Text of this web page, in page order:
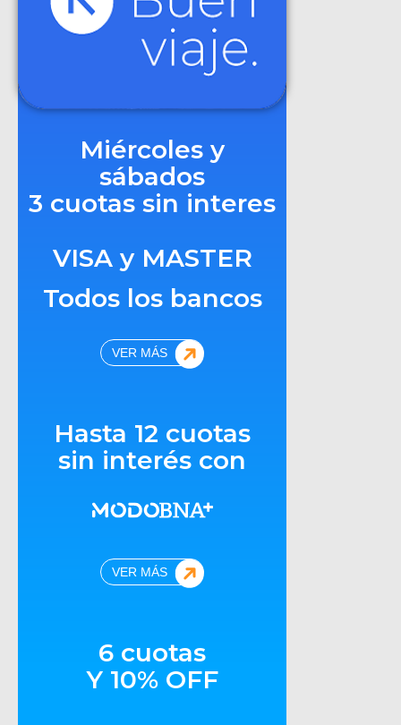
Miércoles y
sábados
3 cuotas sin interes
VISA y MASTER
Todos los bancos
VER MÁS
Hasta 12 cuotas
sin interés con
VER MÁS
6 cuotas
Y 10% OFF